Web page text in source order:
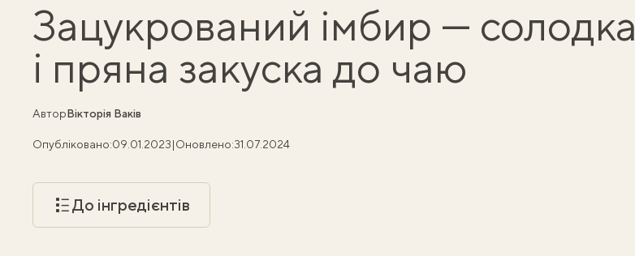
Зацукрований імбир — солодка
і пряна закуска до чаю
АвторВікторія Ваків
Опубліковано:09.01.2023|Оновлено:31.07.2024
До інгредієнтів